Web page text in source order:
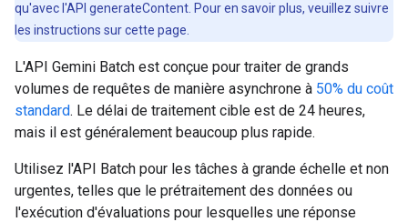
qu'avec l'API generateContent. Pour en savoir plus, veuillez suivre
les instructions sur cette page.
L'API Gemini Batch est conçue pour traiter de grands
volumes de requêtes de manière asynchrone à 50% du coût
standard. Le délai de traitement cible est de 24 heures,
mais il est généralement beaucoup plus rapide.
Utilisez l'API Batch pour les tâches à grande échelle et non
urgentes, telles que le prétraitement des données ou
l'exécution d'évaluations pour lesquelles une réponse